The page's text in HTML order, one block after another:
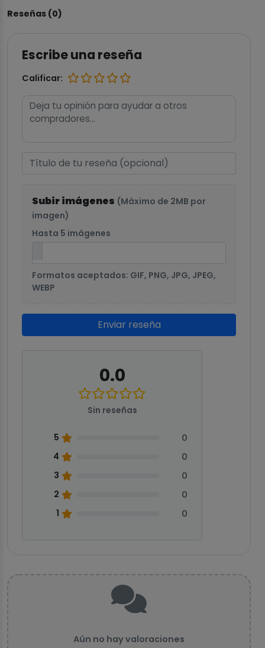
Reseñas (0)
Escribe una reseña
Calificar:
Subir imágenes (Máximo de 2MB por
imagen)
Hasta 5 imágenes
Formatos aceptados: GIF, PNG, JPG, JPEG,
WEBP
Enviar reseña
0.0
Sin reseñas
5
0
4
0
3
0
2
0
1
0
Aún no hay valoraciones